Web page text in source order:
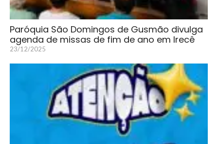
Paróquia São Domingos de Gusmão divulga
agenda de missas de fim de ano em Irecê
23/12/2025